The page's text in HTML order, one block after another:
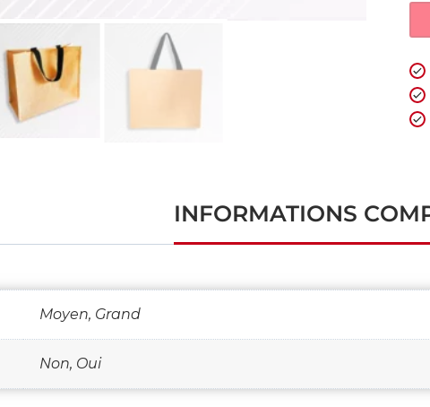
INFORMATIONS
Moyen, Grand
Non, Oui